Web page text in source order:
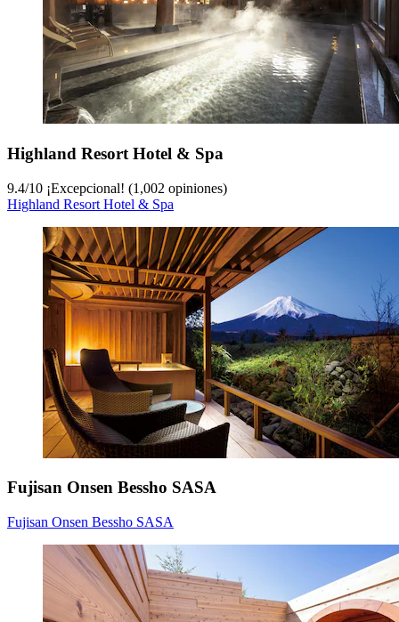
Highland Resort Hotel & Spa
9.4/10 ¡Excepcional! (1,002 opiniones)
Highland Resort Hotel & Spa
Fujisan Onsen Bessho SASA
Fujisan Onsen Bessho SASA